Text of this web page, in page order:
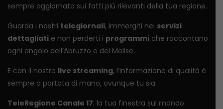
sempre aggiornato sui fatti più rilevanti della tua regione.
Guarda i nostri telegiornali, immergiti nei servizi
dettagliati e non perderti i programmi che raccontano
ogni angolo dell’Abruzzo e del Molise.
E con il nostro live streaming, l’informazione di qualità è
sempre a portata di mano, ovunque tu sia.
TeleRegione Canale 17: la tua finestra sul mondo.